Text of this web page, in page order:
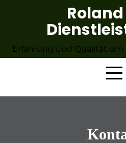
Roland
Erfahrung und Qualität